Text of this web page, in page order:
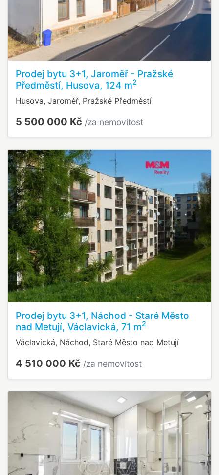
Prodej bytu 3+1, Jaroměř - Pražské
Předměstí, Husova, 124 m2
Husova, Jaroměř, Pražské Předměstí
5 500 000 Kč /za nemovitost
Prodej bytu 3+1, Náchod - Staré Město
nad Metují, Václavická, 71 m2
Václavická, Náchod, Staré Město nad Metují
4 510 000 Kč /za nemovitost